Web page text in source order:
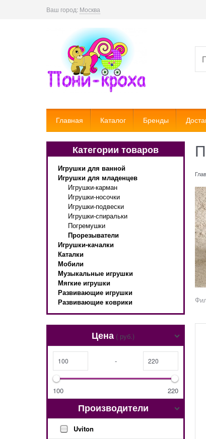
Ваш город: Москва
Главная Каталог Бренды
Категории товаров
Игрушки для ванной
Игрушки для младенцев
Игрушки-карман
Игрушки-носочки
Игрушки-подвески
Игрушки-спиральки
Погремушки
Прорезыватели
Игрушки-качалки
Каталки
Мобили
Музыкальные игрушки
Мягкие игрушки
Развивающие игрушки
Развивающие коврики
Цена ( руб.)
-
100 220
Производители
Uviton